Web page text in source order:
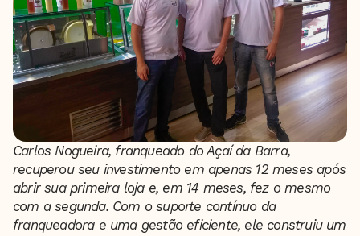
Carlos Nogueira, franqueado do Açaí da Barra,
recuperou seu investimento em apenas 12 meses após
abrir sua primeira loja e, em 14 meses, fez o mesmo
com a segunda. Com o suporte contínuo da
franqueadora e uma gestão eficiente, ele construiu um